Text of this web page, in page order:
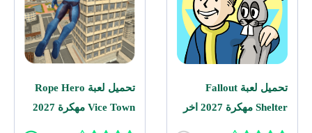
تحميل لعبة Fallout
Shelter مهكرة 2027 اخر
تحميل لعبة Rope Hero
Vice Town مهكرة 2027